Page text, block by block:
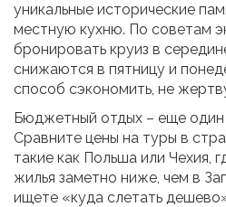
уникальные исторические
местную кухню. По советам
бронировать круиз в
снижаются в пятницу и
способ сэкономить, не
Бюджетный отдых – еще один
Сравните цены на туры в
такие как Польша или Чехия,
жилья заметно ниже, чем в
ищете «куда слетать